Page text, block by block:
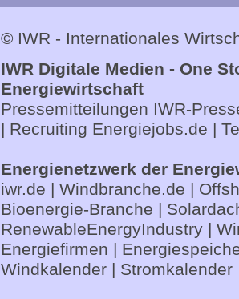
© IWR - Internationales
IWR Digitale Medien - One
Energiewirtschaft
Pressemitteilungen IWR-
| Recruiting Energiejobs.de |
Energienetzwerk der
iwr.de | Windbranche.de |
Bioenergie-Branche |
RenewableEnergyIndustry|
Energiefirmen |
Windkalender| Stromkalender